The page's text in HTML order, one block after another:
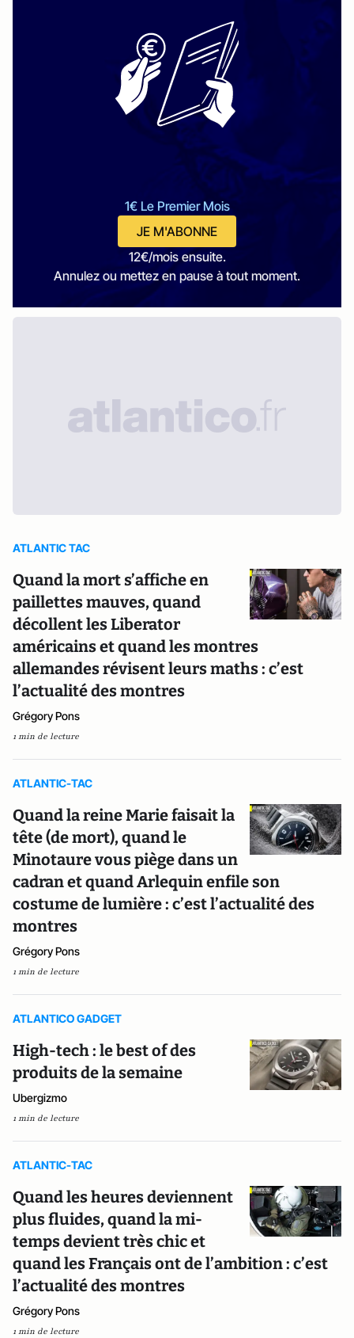
1€ Le Premier Mois
JE M'ABONNE
12€/mois ensuite.
Annulez ou mettez en pause à tout moment.
ATLANTIC TAC
Quand la mort s’affiche en
paillettes mauves, quand
décollent les Liberator
américains et quand les montres
allemandes révisent leurs maths : c’est
l’actualité des montres
Grégory Pons
1 min de lecture
ATLANTIC-TAC
Quand la reine Marie faisait la
tête (de mort), quand le
Minotaure vous piège dans un
cadran et quand Arlequin enfile son
costume de lumière : c’est l’actualité des
montres
Grégory Pons
1 min de lecture
ATLANTICO GADGET
High-tech : le best of des
produits de la semaine
Ubergizmo
1 min de lecture
ATLANTIC-TAC
Quand les heures deviennent
plus fluides, quand la mi-
temps devient très chic et
quand les Français ont de l’ambition : c’est
l’actualité des montres
Grégory Pons
1 min de lecture